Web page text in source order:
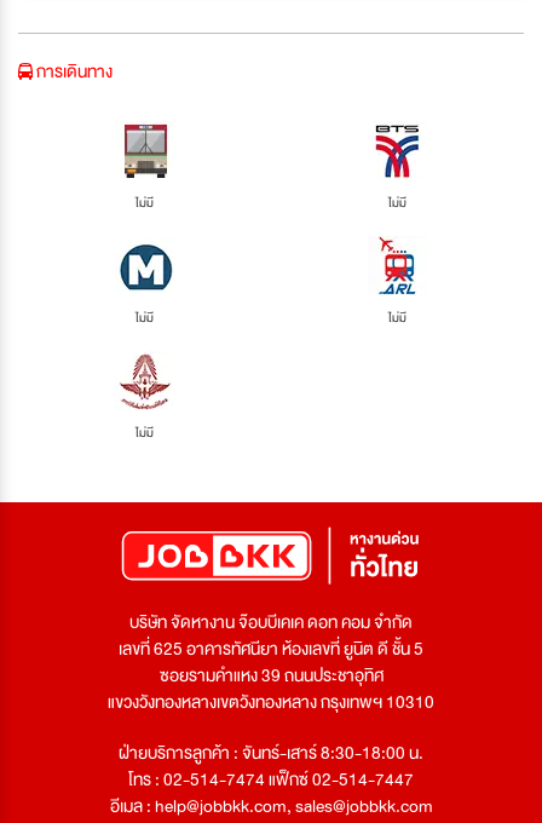
การเดินทาง
ไม่มี ไม่มี
ไม่มี ไม่มี
ไม่มี
บริษัท จัดหางาน จ๊อบบีเคเค ดอท คอม จำกัด
เลขที่ 625 อาคารทัศนียา ห้องเลขที่ ยูนิต ดี ชั้น 5
ซอยรามคำแหง 39 ถนนประชาอุทิศ
แขวงวังทองหลางเขตวังทองหลาง กรุงเทพฯ 10310
ฝ่ายบริการลูกค้า : จันทร์-เสาร์ 8:30-18:00 น.
โทร : 02-514-7474 แฟ็กซ์ 02-514-7447
อีเมล :help@jobbkk.com,sales@jobbkk.com